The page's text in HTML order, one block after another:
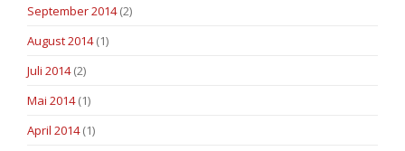
September 2014(2)
August 2014(1)
Juli 2014(2)
Mai 2014(1)
April 2014(1)